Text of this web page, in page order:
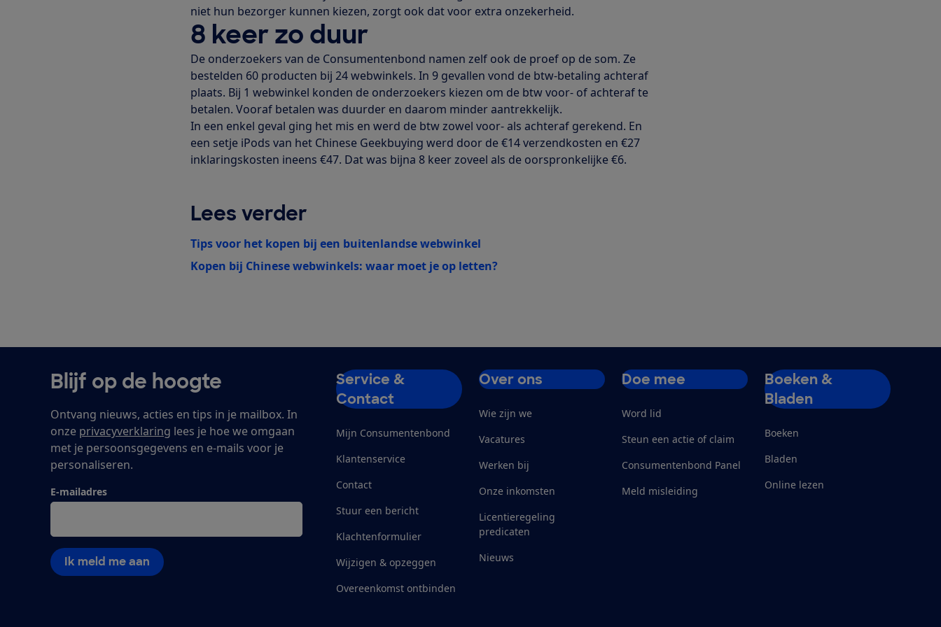
niet hun bezorger kunnen kiezen, zorgt ook dat voor extra onzekerheid.
8 keer zo duur
De onderzoekers van de Consumentenbond namen zelf ook de proef op de som. Ze
bestelden 60 producten bij 24 webwinkels. In 9 gevallen vond de btw-betaling achteraf
plaats. Bij 1 webwinkel konden de onderzoekers kiezen om de btw voor- of achteraf te
betalen. Vooraf betalen was duurder en daarom minder aantrekkelijk.
In een enkel geval ging het mis en werd de btw zowel voor- als achteraf gerekend. En
een setje iPods van het Chinese Geekbuying werd door de €14 verzendkosten en €27
inklaringskosten ineens €47. Dat was bijna 8 keer zoveel als de oorspronkelijke €6.
Lees verder
Tips voor het kopen bij een buitenlandse webwinkel
Kopen bij Chinese webwinkels: waar moet je op letten?
Blijf op de hoogte
Ontvang nieuws, acties en tips in je mailbox. In
onze privacyverklaring lees je hoe we omgaan
met je persoonsgegevens en e-mails voor je
personaliseren.
E-mailadres
Ik meld me aan
Service &
Contact
Mijn Consumentenbond
Klantenservice
Contact
Stuur een bericht
Klachtenformulier
Wijzigen & opzeggen
Overeenkomst ontbinden
Over ons
Wie zijn we
Vacatures
Werken bij
Onze inkomsten
Licentieregeling
predicaten
Nieuws
Doe mee
Word lid
Steun een actie of claim
Consumentenbond Panel
Meld misleiding
Boeken &
Bladen
Boeken
Bladen
Online lezen